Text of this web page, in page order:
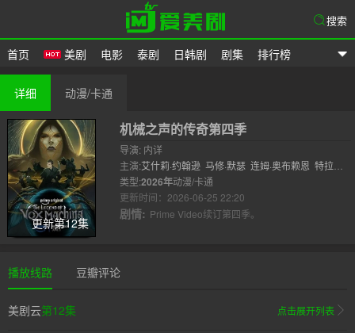
首页 美剧 电影 泰剧 日韩剧 剧集 排行榜
搜索
详细 动漫/卡通
更新第12集
机械之声的传奇第四季
导演: 内详
主演:艾什莉·约翰逊 马修·默瑟 连姆·奥布赖恩 特拉维
斯·威林厄姆 萨姆·里格尔
莎·蕾
类型:2026年动漫/卡通
更新时间：2026-06-25 22:20
剧情: Prime Video续订第四季。
播放线路 豆瓣评论
美剧云第12集 点击展开列表